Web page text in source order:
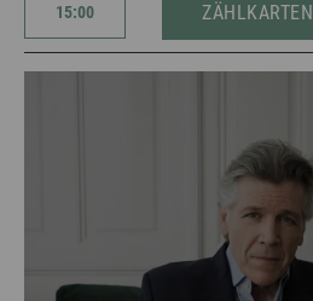
15:00 ZÄHLKARTEN